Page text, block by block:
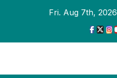
Fri. Aug 7th, 2026